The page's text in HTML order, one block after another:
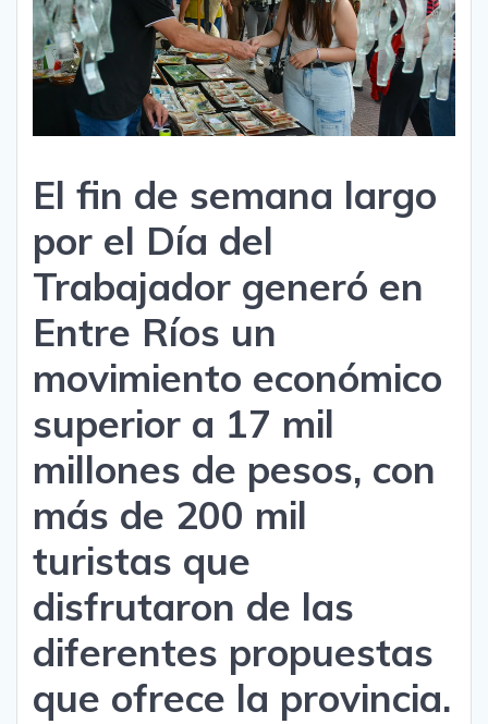
El fin de semana largo
por el Día del
Trabajador generó en
Entre Ríos un
movimiento económico
superior a 17 mil
millones de pesos, con
más de 200 mil
turistas que
disfrutaron de las
diferentes propuestas
que ofrece la provincia.